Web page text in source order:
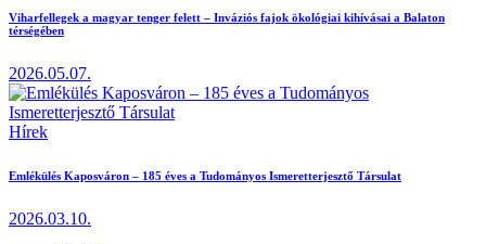
Viharfellegek a magyar tenger felett – Inváziós fajok ökológiai kihívásai a Balaton
térségében
2026.05.07.
Hírek
Emlékülés Kaposváron – 185 éves a Tudományos Ismeretterjesztő Társulat
2026.03.10.